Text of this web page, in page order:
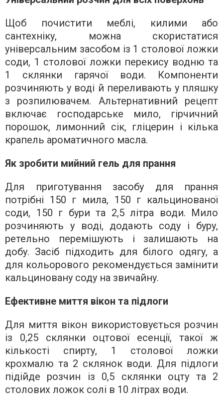
Щоб почистити меблі, килими або
сантехніку, можна скористатися
універсальним засобом із 1 столової ложки
соди, 1 столової ложки перекису водню та
1 склянки гарячої води. Компоненти
розчиняють у воді й переливають у пляшку
з розпилювачем. Альтернативний рецепт
включає господарське мило, гірчичний
порошок, лимонний сік, гліцерин і кілька
крапель ароматичного масла.
Як зробити мийний гель для прання
Для приготування засобу для прання
потрібні 150 г мила, 150 г кальцинованої
соди, 150 г бури та 2,5 літра води. Мило
розчиняють у воді, додають соду і буру,
ретельно перемішують і залишають на
добу. Засіб підходить для білого одягу, а
для кольорового рекомендується замінити
кальциновану соду на звичайну.
Ефективне миття вікон та підлоги
Для миття вікон використовується розчин
із 0,25 склянки оцтової есенції, такої ж
кількості спирту, 1 столової ложки
крохмалю та 2 склянок води. Для підлоги
підійде розчин із 0,5 склянки оцту та 2
столових ложок солі в 10 літрах води.